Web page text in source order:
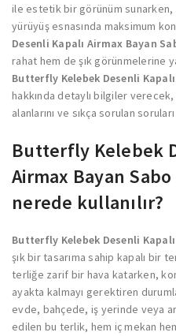
ile estetik bir görünüm
yürüyüş esnasında maksimum
Desenli Kapalı Airmax Bayan
rahat hem de şık görünmelerine
Butterfly Kelebek Desenli
hakkında detaylı bilgiler
alanlarını ve sıkça sorulan
Butterfly Kelebek
Airmax Bayan
nerede kullanılır?
Butterfly Kelebek Desenli
şık bir tasarıma sahip kapalı bir
terliğe zarif bir hava katarken,
ayakta kalmayı gerektiren
evde, bahçede, iş yerinde veya
edilen bu terlik, hem iç mekan